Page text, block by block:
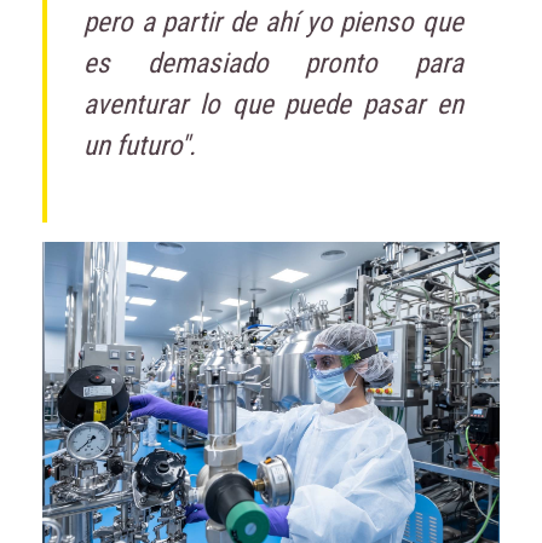
pero a partir de ahí yo pienso que
es demasiado pronto para
aventurar lo que puede pasar en
un futuro".